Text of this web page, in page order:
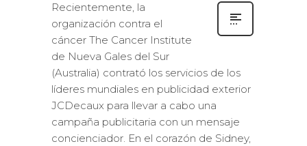
Recientemente, la
organización contra el
cáncer The Cancer Institute
de Nueva Gales del Sur
(Australia) contrató los servicios de los
líderes mundiales en publicidad exterior
JCDecaux para llevar a cabo una
campaña publicitaria con un mensaje
concienciador. En el corazón de Sidney,